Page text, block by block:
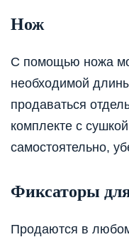
Нож
С помощью ножа
необходимой
продаваться
комплекте с
самостоятельно,
Фиксаторы
Продаются в